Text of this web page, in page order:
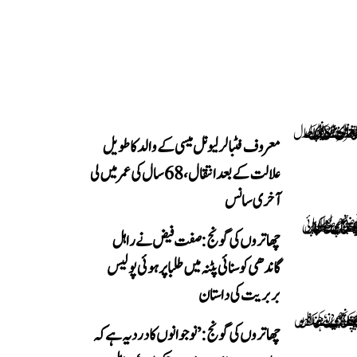
معروف فٹبالر لیونل میسی کے والد کا طویل
علالت کے بعد انتقال، 68 سال کی عمر میں لی
آخری سانس
چھاتروں کی گونج: صفت فیض نے راہل
گاندھی کو سنائی پٹنہ میں طلبا پر ہوئی پولیس
بربریت کی داستان
چھاتروں کی گونج: ’نوجوانوں کا درد یہ ہے کہ